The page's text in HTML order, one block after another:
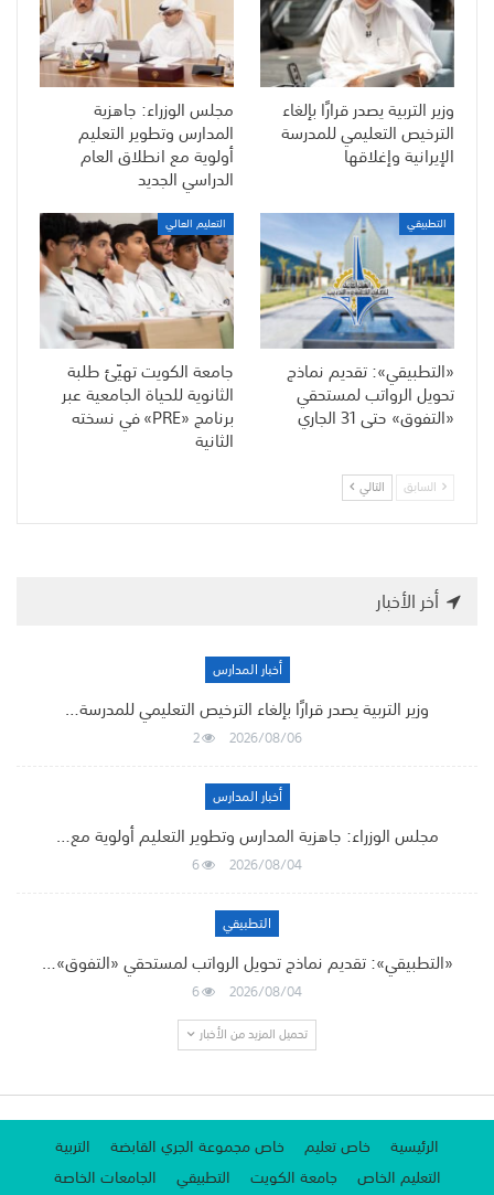
وزير التربية يصدر قرارًا بإلغاء
الترخيص التعليمي للمدرسة
الإيرانية وإغلاقها
مجلس الوزراء: جاهزية
المدارس وتطوير التعليم
أولوية مع انطلاق العام
الدراسي الجديد
التطبيقي
«التطبيقي»: تقديم نماذج
تحويل الرواتب لمستحقي
«التفوق» حتى 31 الجاري
التعليم العالي
جامعة الكويت تهيّئ طلبة
الثانوية للحياة الجامعية عبر
برنامج «PRE» في نسخته
الثانية
السابق التالي
أخر الأخبار
أخبار المدارس
وزير التربية يصدر قرارًا بإلغاء الترخيص التعليمي للمدرسة…
2026/08/06
2
أخبار المدارس
مجلس الوزراء: جاهزية المدارس وتطوير التعليم أولوية مع…
2026/08/04
6
التطبيقي
«التطبيقي»: تقديم نماذج تحويل الرواتب لمستحقي «التفوق»…
2026/08/04
6
تحميل المزيد من الأخبار
الرئيسية خاص تعليم خاص مجموعة الجري القابضة
التربية
التعليم الخاص
جامعة الكويت التطبيقي
الجامعات الخاصة